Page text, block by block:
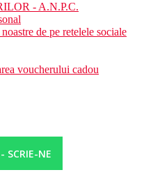
- A.N.P.C.
de pe retelele sociale
voucherului cadou
SCRIE-NE